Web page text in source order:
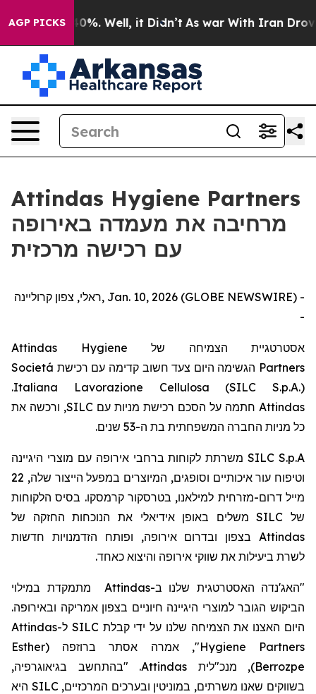
AGP PICKS40%. Well, it Didn’t As war With Iran Drove
Attindas Hygiene Partners
מרחיבה את מעמדה באירופה
עם רכישה מרכזית
ראלי, צפון קרוליינה, Jan. 10, 2026 (GLOBE NEWSWIRE) -
-
אסטרטגיית הצמיחה של Attindas Hygiene
Partners הגשימה היום צעד חשוב קדימה עם רכישת Societá
Italiana Lavorazione Cellulosa (SILC S.p.A.)
.
Attindas חתמה על הסכם רכישת מניות עם SILC, ורכשה את
כל מניות החברה המשפחתית בת ה-53
שנים.
SILC S.p.Aמשרתת לקוחות ברחבי אירופה עם מוצרי היגיינה
וטיפוח עור איכותיים וסופגים, המיוצרים במפעל הייצור שלה, 22
מיילדרום-מזרחית למילאנו, בטרסקור קרמסקו. בסיס הלקוחות
של SILCמשלים באופן אידיאלי את הנוכחות החזקה של
Attindas
בצפון ובדרום אירופה, ופותח הזדמנויות חדשות
לשרת ביעילות את שווקי אירופה והיצוא כאחד.
"האג'נדה האסטרטגית שלנו ב-Attindas
מתמקדת במילוי
הביקוש הגובר למוצרי היגיינה חיוניים בצפון אמריקה ובאירופה.
היום האצנו את הצמיחה שלנו על ידי קבלתSILC ל-Attindas
Hygiene Partners", אמרה אסתר ברוזפה (
Esther
Berrozpe
), מנכ"לית Attindas. "בהתחשב בגיאוגרפיה,
בשווקים שאנו משרתים, במוניטין ובערכים המרכזיים,SILC היא